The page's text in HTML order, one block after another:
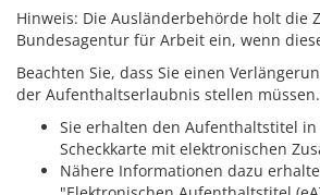
Hinweis: Die Ausländerbehörde holt die
Bundesagentur für Arbeit ein, wenn
Beachten Sie, dass Sie einen
der Aufenthaltserlaubnis stellen müssen.
Sie erhalten den Aufenthaltstitel in
Scheckkarte mit elektronischen
Nähere Informationen dazu